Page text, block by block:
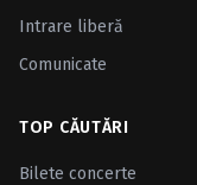
Intrare liberă
Comunicate
TOP CĂUTĂRI
Bilete concerte